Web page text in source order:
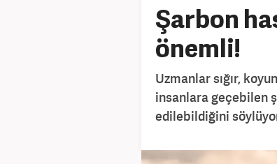
Şarbon
önemli!
Uzmanlar sığır,
insanlara geçebilen
edilebildiğini